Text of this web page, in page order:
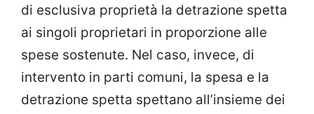
di esclusiva proprietà la detrazione spetta
ai singoli proprietari in proporzione alle
spese sostenute. Nel caso, invece, di
intervento in parti comuni, la spesa e la
detrazione spetta spettano all’insieme dei